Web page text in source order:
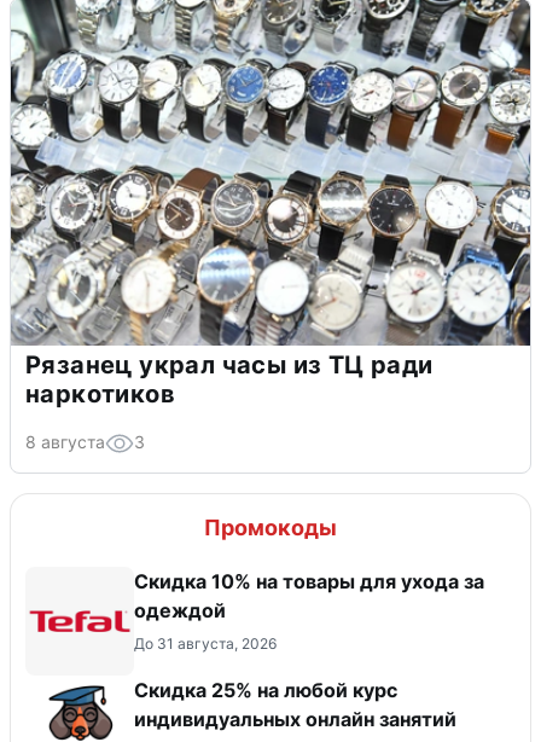
Рязанец украл часы из ТЦ ради
наркотиков
8 августа 3
Промокоды
Скидка 10% на товары для ухода за
одеждой
До 31 августа, 2026
Скидка 25% на любой курс
индивидуальных онлайн занятий